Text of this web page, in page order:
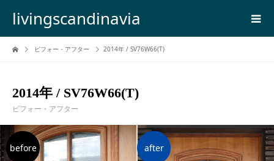
livingscandinavia
ビフォー・アフター 2014年 / SV76W66(T)
2014年 / SV76W66(T)
ビフォー・アフター